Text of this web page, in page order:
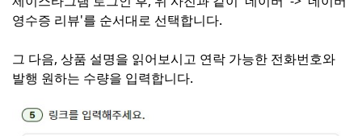
영수증 리뷰'를 순서대로 선택합니다.
그 다음, 상품 설명을 읽어보시고 연락 가능한 전화번호와
발행 원하는 수량을 입력합니다.